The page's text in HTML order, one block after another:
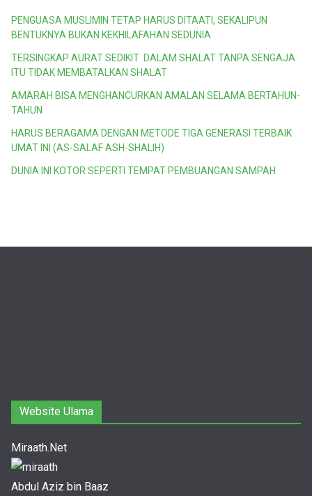
PENGUASA MUSLIMIN TETAP HARUS DITAATI, SEKALIPUN
BENTUKNYA BUKAN KEKHILAFAHAN SEDUNIA
TERSINGKAP AURAT SEDIKIT DALAM SHALAT TANPA SENGAJA
ITU TIDAK MEMBATALKAN SHALAT
AMARAH BISA MENGHANCURKAN AMALAN SELAMA BERTAHUN-
TAHUN
HARUS BERAGAMA DENGAN METODE TIGA GENERASI TERBAIK
UMAT INI (AS-SALAF ASH-SHALIH)
DUNIA INI KOTOR SEPERTI TEMPAT PEMBUANGAN SAMPAH
Website Ulama
Miraath.Net
Abdul Aziz bin Baaz